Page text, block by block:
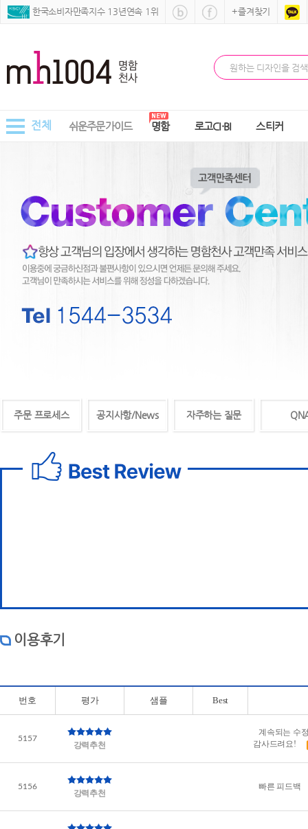
한국소비자만족지수 13년연속 1위 +즐겨찾기
전체 쉬운주문가이드 명함 로고CI·BI 스티커
주문 프로세스 공지사항/News 자주하는 질문
이용후기
번호 평가 샘플 Best
5157
강력추천
계속되는 수
감사드려요!
5156
강력추천
빠른 피드백